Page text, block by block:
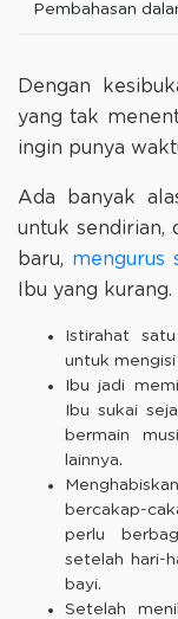
Pembahasan
Dengan
yang tak
ingin punya
Ada banyak
untuk sendirian,
baru, mengurus
Ibu yang
Istirahat
untuk
Ibu jadi
Ibu sukai
bermain
lainnya.
bercakap-
perlu
setelah hari-
bayi.
Setelah